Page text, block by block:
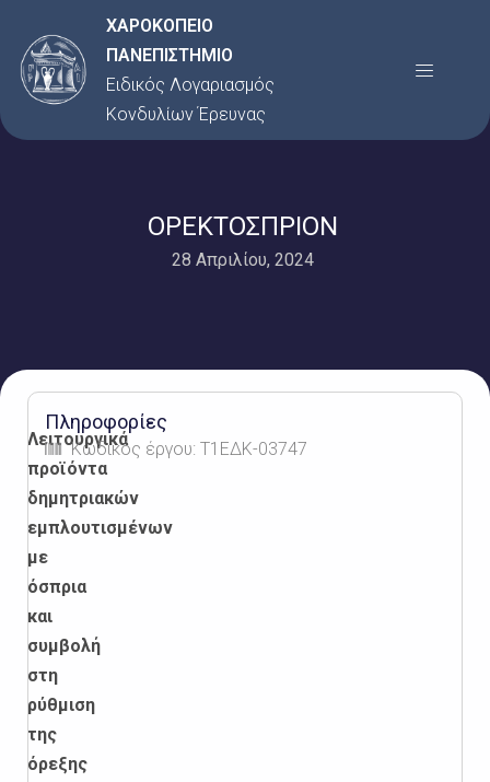
στο
περιεχόμενο
ΧΑΡΟΚΟΠΕΙΟ
ΠΑΝΕΠΙΣΤΗΜΙΟ
Ειδικός Λογαριασμός
Κονδυλίων Έρευνας
Menu
ΟΡΕΚΤΟΣΠΡΙΟΝ
28 Απριλίου, 2024
Λειτουργικά
προϊόντα
δημητριακών
εμπλουτισμένων
με
όσπρια
και
συμβολή
στη
ρύθμιση
της
όρεξης
Πληροφορίες
Κωδικός έργου: Τ1ΕΔΚ-03747